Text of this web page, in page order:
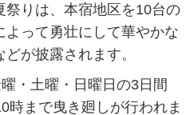
祭りは、本宿地区を10台の
よって勇壮にして華やかな
が披露されます。
・土曜・日曜日の3日間
時まで曳き廻しが行われま